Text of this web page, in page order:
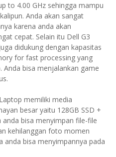
to 4.00 GHz sehingga mampu
Anda akan sangat
karena anda akan
cepat. Selain itu Dell G3
didukung dengan kapasitas
for fast processing yang
bisa menjalankan game
memiliki media
besar yaitu 128GB SSD +
bisa menyimpan file-file
kehilanggan foto momen
anda bisa menyimpannya pada